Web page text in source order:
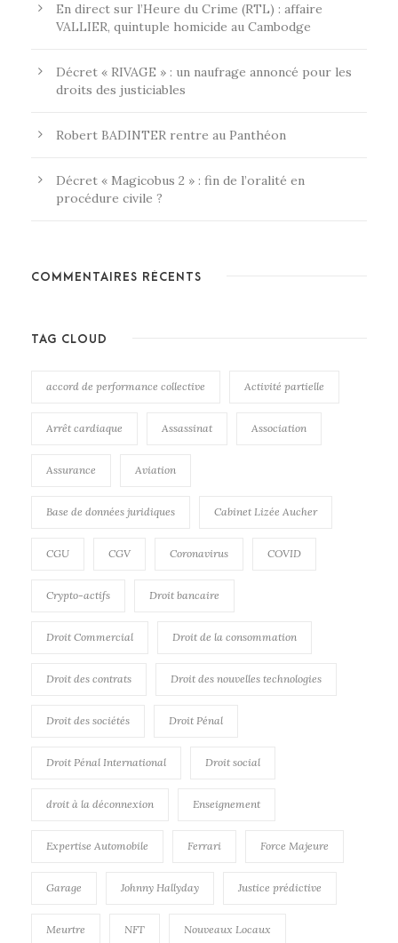
En direct sur l’Heure du Crime (RTL) : affaire
VALLIER, quintuple homicide au Cambodge
Décret « RIVAGE » : un naufrage annoncé pour les
droits des justiciables
Robert BADINTER rentre au Panthéon
Décret « Magicobus 2 » : fin de l’oralité en
procédure civile ?
COMMENTAIRES RÉCENTS
TAG CLOUD
accord de performance collective Activité partielle
Arrêt cardiaque Assassinat Association
Assurance Aviation
Base de données juridiques Cabinet Lizée Aucher
CGU CGV Coronavirus COVID
Crypto-actifs Droit bancaire
Droit Commercial Droit de la consommation
Droit des contrats Droit des nouvelles technologies
Droit des sociétés Droit Pénal
Droit Pénal International Droit social
droit à la déconnexion Enseignement
Expertise Automobile Ferrari Force Majeure
Garage Johnny Hallyday Justice prédictive
Meurtre NFT Nouveaux Locaux